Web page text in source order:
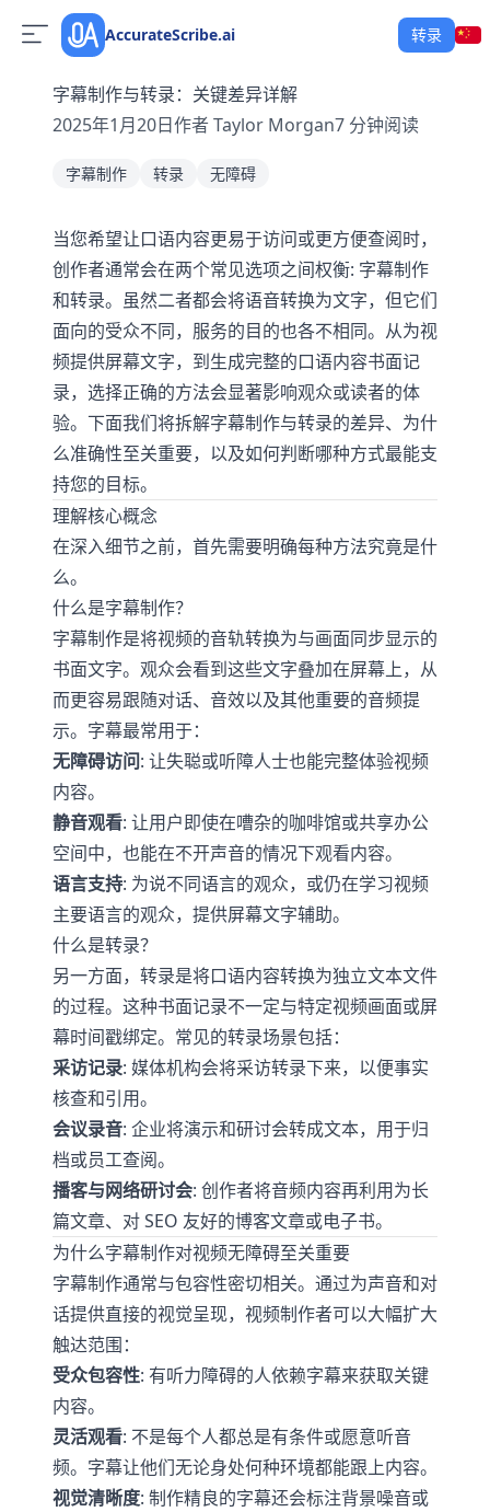
AccurateScribe.ai 转录
字幕制作与转录：关键差异详解
2025年1月20日作者Taylor Morgan7 分钟阅读
字幕制作 转录 无障碍
当您希望让口语内容更易于访问或更方便查阅时，
创作者通常会在两个常见选项之间权衡: 字幕制作
和转录。虽然二者都会将语音转换为文字，但它们
面向的受众不同，服务的目的也各不相同。从为视
频提供屏幕文字，到生成完整的口语内容书面记
录，选择正确的方法会显著影响观众或读者的体
验。下面我们将拆解字幕制作与转录的差异、为什
么准确性至关重要，以及如何判断哪种方式最能支
持您的目标。
理解核心概念
在深入细节之前，首先需要明确每种方法究竟是什
么。
什么是字幕制作？
字幕制作是将视频的音轨转换为与画面同步显示的
书面文字。观众会看到这些文字叠加在屏幕上，从
而更容易跟随对话、音效以及其他重要的音频提
示。字幕最常用于：
无障碍访问: 让失聪或听障人士也能完整体验视频
内容。
静音观看: 让用户即使在嘈杂的咖啡馆或共享办公
空间中，也能在不开声音的情况下观看内容。
语言支持: 为说不同语言的观众，或仍在学习视频
主要语言的观众，提供屏幕文字辅助。
什么是转录？
另一方面，转录是将口语内容转换为独立文本文件
的过程。这种书面记录不一定与特定视频画面或屏
幕时间戳绑定。常见的转录场景包括：
采访记录: 媒体机构会将采访转录下来，以便事实
核查和引用。
会议录音: 企业将演示和研讨会转成文本，用于归
档或员工查阅。
播客与网络研讨会: 创作者将音频内容再利用为长
篇文章、对 SEO 友好的博客文章或电子书。
为什么字幕制作对视频无障碍至关重要
字幕制作通常与包容性密切相关。通过为声音和对
话提供直接的视觉呈现，视频制作者可以大幅扩大
触达范围：
受众包容性: 有听力障碍的人依赖字幕来获取关键
内容。
灵活观看: 不是每个人都总是有条件或愿意听音
频。字幕让他们无论身处何种环境都能跟上内容。
视觉清晰度: 制作精良的字幕还会标注背景噪音或